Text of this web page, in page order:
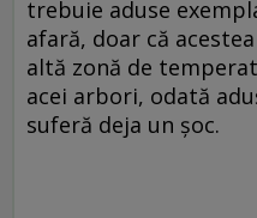
trebuie aduse
afară, doar că
altă zonă de
acei arbori, odată
suferă deja un șoc.